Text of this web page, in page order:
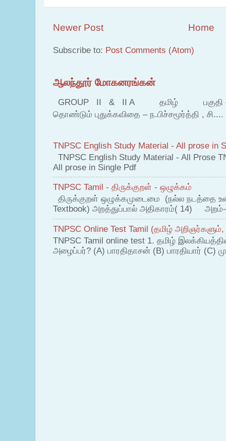
Newer Post Home
Subscribe to: Post Comments (Atom)
ஆலந்தூர் மோகனரங்கன்
GROUP II & II A தமிழ் பகுதி – இ
தொண்டும் புதுக்கவிதை – ந.பிச்சமூர்த்தி , சி....
TNPSC English Study Material - All prose in
TNPSC English Study Material - All Prose
All prose in Single Pdf
TNPSC Tamil - திருக்குறள் - ஒழுக்கம்
திருக்குறள் ஒழுக்கமுடைமை (நல்ல நடத்தை
Textbook) அறத்துப்பால் அதிகாரம்( 14)
TNPSC Online Test Tamil (தமிழ்
TNPSC Tamil online test 1. தமிழ்
அழைப்பர்? (A) பாரதிதாசன் (B) பாரதியார் (C)